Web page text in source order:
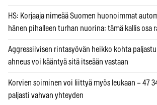
HS: Korjaaja nimeää Suomen huonoimmat
hänen pihalleen turhan nuorina: tämä kallis osa
Aggressiivisen rintasyövän heikko kohta
ahneus voi kääntyä sitä itseään vastaan
Korvien soiminen voi liittyä myös leukaan – 47
paljasti vahvan yhteyden